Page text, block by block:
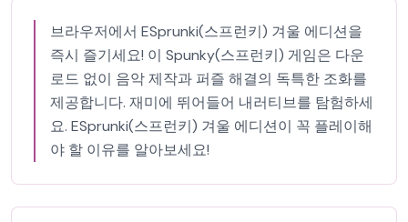
브라우저에서 ESprunki(스프런키) 겨울 에디션을
즉시 즐기세요! 이 Spunky(스프런키) 게임은 다운
로드 없이 음악 제작과 퍼즐 해결의 독특한 조화를
제공합니다. 재미에 뛰어들어 내러티브를 탐험하세
요. ESprunki(스프런키) 겨울 에디션이 꼭 플레이해
야 할 이유를 알아보세요!